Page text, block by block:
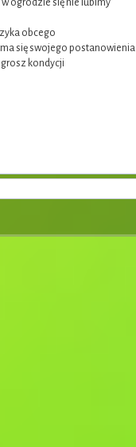
w ogrodzie się nie lubimy
obcego
się swojego
grosz kondycji